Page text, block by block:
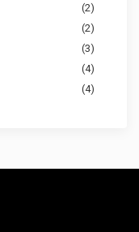
(2)
(2)
(3)
(4)
(4)